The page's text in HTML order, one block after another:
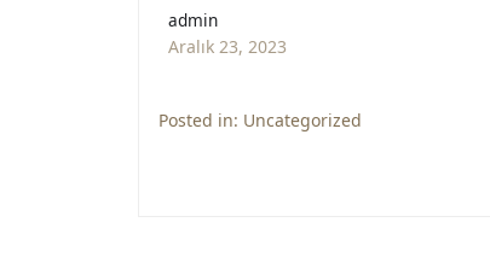
admin
Aralık 23, 2023
Posted in: Uncategorized